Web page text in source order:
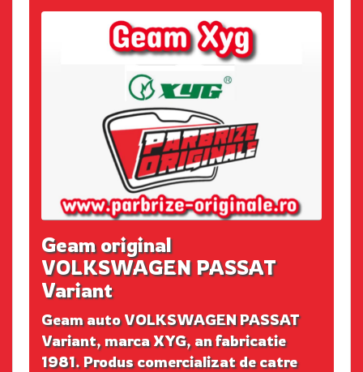
Geam original
VOLKSWAGEN PASSAT
Variant
Geam auto VOLKSWAGEN PASSAT
Variant, marca XYG, an fabricatie
1981. Produs comercializat de catre